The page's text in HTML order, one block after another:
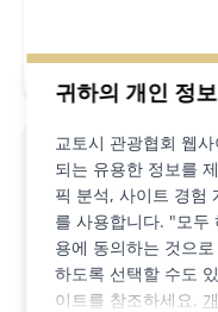
귀하의 개인 정
교토시 관광협회 웹
되는 유용한 정보를
픽 분석, 사이트 경험
를 사용합니다. "모두
용에 동의하는 것으
하도록 선택할 수도
이트를 참조하세요.